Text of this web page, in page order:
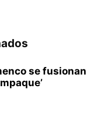
se fusionan